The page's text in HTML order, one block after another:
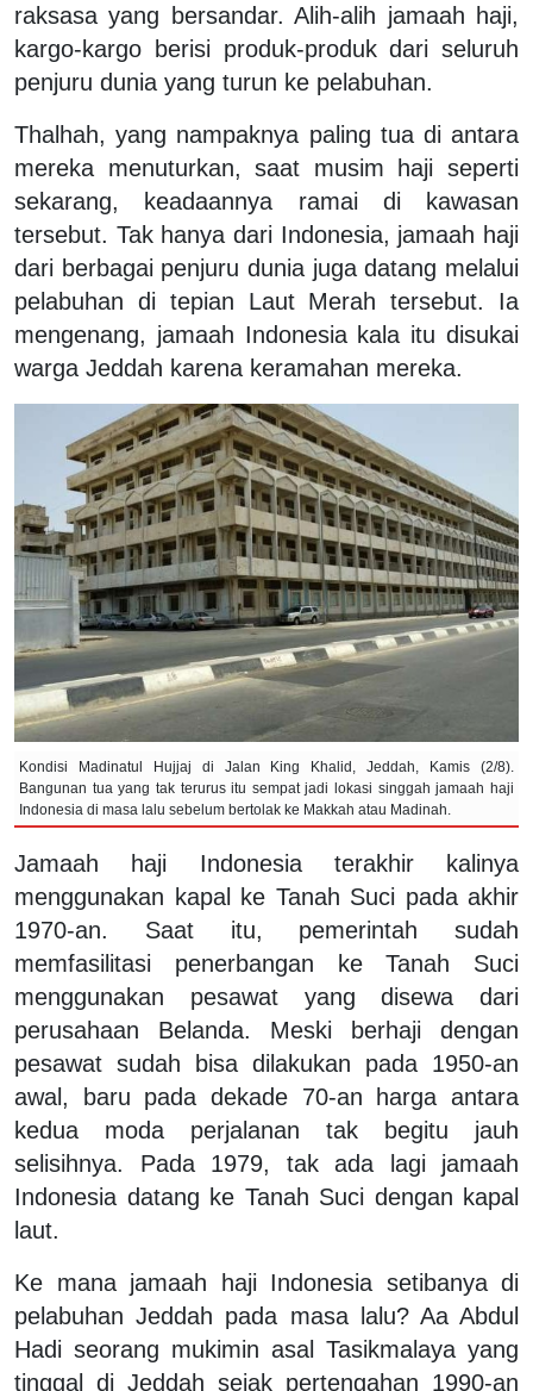
raksasa yang bersandar. Alih-alih jamaah haji,
kargo-kargo berisi produk-produk dari seluruh
penjuru dunia yang turun ke pelabuhan.
Thalhah, yang nampaknya paling tua di antara
mereka menuturkan, saat musim haji seperti
sekarang, keadaannya ramai di kawasan
tersebut. Tak hanya dari Indonesia, jamaah haji
dari berbagai penjuru dunia juga datang melalui
pelabuhan di tepian Laut Merah tersebut. Ia
mengenang, jamaah Indonesia kala itu disukai
warga Jeddah karena keramahan mereka.
Kondisi Madinatul Hujjaj di Jalan King Khalid, Jeddah, Kamis (2/8).
Bangunan tua yang tak terurus itu sempat jadi lokasi singgah jamaah haji
Indonesia di masa lalu sebelum bertolak ke Makkah atau Madinah.
Jamaah haji Indonesia terakhir kalinya
menggunakan kapal ke Tanah Suci pada akhir
1970-an. Saat itu, pemerintah sudah
memfasilitasi penerbangan ke Tanah Suci
menggunakan pesawat yang disewa dari
perusahaan Belanda. Meski berhaji dengan
pesawat sudah bisa dilakukan pada 1950-an
awal, baru pada dekade 70-an harga antara
kedua moda perjalanan tak begitu jauh
selisihnya. Pada 1979, tak ada lagi jamaah
Indonesia datang ke Tanah Suci dengan kapal
laut.
Ke mana jamaah haji Indonesia setibanya di
pelabuhan Jeddah pada masa lalu? Aa Abdul
Hadi seorang mukimin asal Tasikmalaya yang
tinggal di Jeddah sejak pertengahan 1990-an